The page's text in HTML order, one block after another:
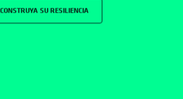
CONSTRUYA SU RESILIENCIA